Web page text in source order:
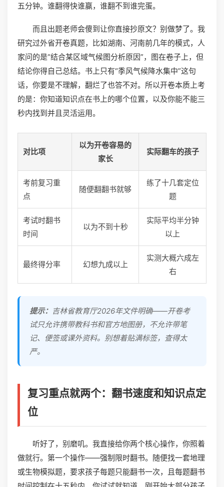
五分钟。谁翻得快谁赢，谁翻不到谁完蛋。
而且出题老师会傻到让你直接抄原文？别做梦了。我
研究过外省开卷真题，比如湖南、河南前几年的模式，人
家问的是“结合某区域气候图分析原因”，图在卷子上，但
结论你得自己总结。书上只有“季风气候降水集中”这句
话，你要是不理解，翻烂了也答不对。所以开卷本质上考
的是：你知道知识点在书上的哪个位置，以及你能不能三
秒内找到并且灵活运用。
对比项
以为开卷容易的
家长
实际翻车的孩子
考前复习重
点
随便翻翻书就够
练了十几套定位
题
考试时翻书
时间
以为不到十秒
实际平均半分钟
以上
最终得分率 幻想九成以上
实测大概六成左
右
提示： 吉林省教育厅2026年文件明确——开卷考
试只允许携带教科书和官方地图册，不允许带笔
记、便签或课外资料。别想着贴满标签，查得太
严。
复习重点就两个：翻书速度和知识点定
位
听好了，别磨叽。我直接给你两个核心操作，你照着
做就行。第一个操作——强制限时翻书。随便找一套地理
或生物模拟题，要求孩子每题只能翻书一次，且每题翻书